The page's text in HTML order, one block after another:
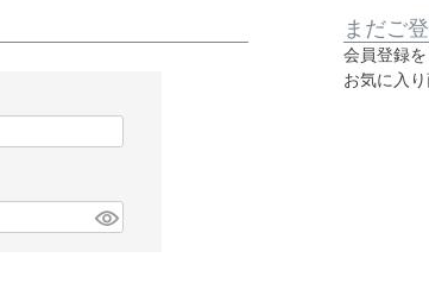
まだご
会員登録
お気に入